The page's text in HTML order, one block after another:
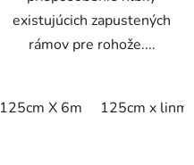
existujúcich zapustených
rámov pre rohože....
125cm X 6m 125cm x linm